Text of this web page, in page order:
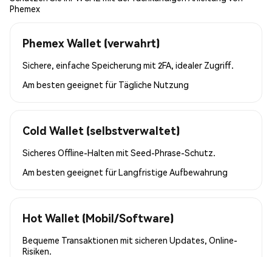
Phemex
Phemex Wallet (verwahrt)
Sichere, einfache Speicherung mit 2FA, idealer Zugriff.
Am besten geeignet für Tägliche Nutzung
Cold Wallet (selbstverwaltet)
Sicheres Offline-Halten mit Seed-Phrase-Schutz.
Am besten geeignet fürLangfristige Aufbewahrung
Hot Wallet (Mobil/Software)
Bequeme Transaktionen mit sicheren Updates, Online-
Risiken.